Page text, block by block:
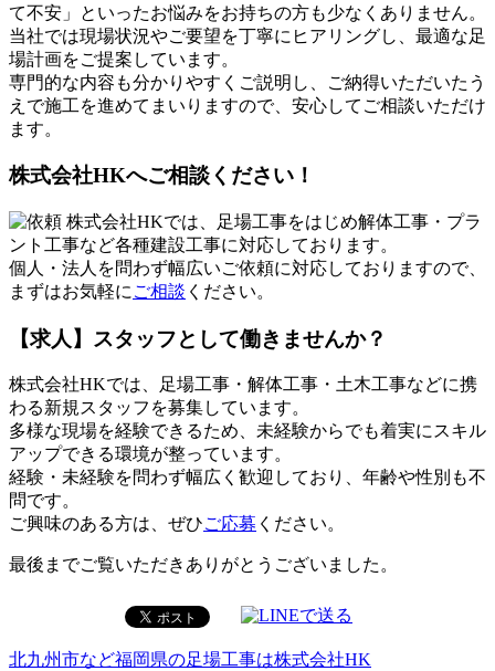
て不安」といったお悩みをお持ちの方も少なくありません。
当社では現場状況やご要望を丁寧にヒアリングし、最適な足
場計画をご提案しています。
専門的な内容も分かりやすくご説明し、ご納得いただいたう
えで施工を進めてまいりますので、安心してご相談いただけ
ます。
株式会社HKへご相談ください！
株式会社HKでは、足場工事をはじめ解体工事・プラ
ント工事など各種建設工事に対応しております。
個人・法人を問わず幅広いご依頼に対応しておりますので、
まずはお気軽に ご相談 ください。
【求人】スタッフとして働きませんか？
株式会社HKでは、足場工事・解体工事・土木工事などに携
わる新規スタッフを募集しています。
多様な現場を経験できるため、未経験からでも着実にスキル
アップできる環境が整っています。
経験・未経験を問わず幅広く歓迎しており、年齢や性別も不
問です。
ご興味のある方は、ぜひご応募 ください。
最後までご覧いただきありがとうございました。
北九州市など福岡県の足場工事は株式会社HK